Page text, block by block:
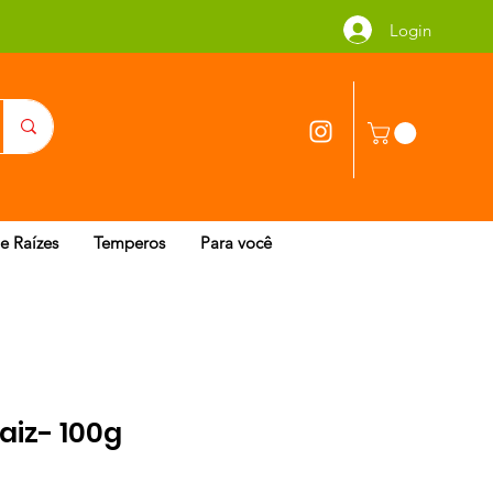
Login
Raízes Temperos Para você
100g